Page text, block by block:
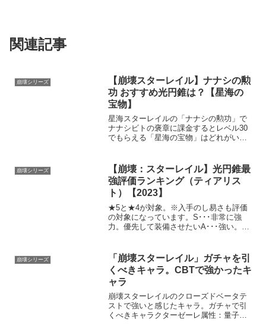
関連記事
崩壊シリーズ
【崩壊スターレイル】ナナシの勲
功 おすすめ光円錐は？【星海の
宝物】
星海スターレイルの「ナナシの勲功」で
ナナシビトの褒章に課金するとレベル30
でもらえる「星海の宝物」はどれがいい
類の光円錐を選ぶべきですが、中でも優
秀な光円錐は次のとおり...
崩壊シリーズ
【崩壊：スターレイル】光円錐最
強評価ランキング（ティアリス
ト）【2023】
★5と★4が対象。※入手のし易さも評価
の対象になっています。S･･･非常に強
力。優先して装備させたいA･･･強い。も
ない光円錐C･･･やや劣る。D･･･弱い
SABC...
崩壊シリーズ
「崩壊スターレイル」ガチャを引
くべきキャラ。CBTで強かったキ
ャラ
崩壊スターレイルのクローズドベータテ
ストで強いと感じたキャラ。ガチャで引
くべきキャラクターゼーレ属性：量子運